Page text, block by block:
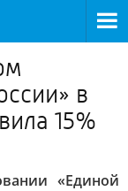
в
15%
«Единой